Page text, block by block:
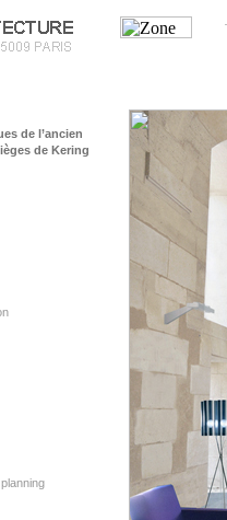
de l’ancien
de Kering